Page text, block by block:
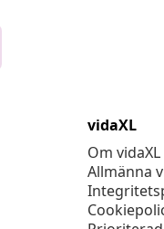
vidaXL
Om vidaXL
Allmänna